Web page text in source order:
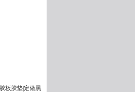
板胶垫|定做黑